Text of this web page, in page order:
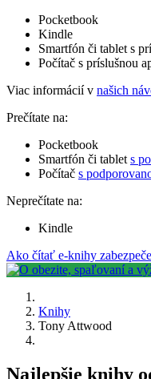
Pocketbook
Kindle
Smartfón či tablet s
Počítač s príslušnou
Viac informácií v našich
Prečítate na:
Pocketbook
Smartfón či tablet s
Počítač s
Neprečítate na:
Kindle
Ako čítať e-knihy
Knihy
Tony Attwood
Najlepšie knihy